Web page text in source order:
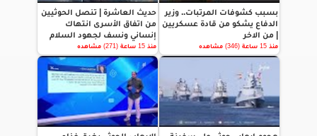
بسبب كشوفات المرتبات.. وزير
الدفاع يشكو من قادة عسكريين
| من الاخر
منذ 15 ساعة (346) مشاهده
حديث العاشرة | تنصل الحوثيين
من اتفاق الأسرى انتهاك
إنساني ونسف لجهود السلام
منذ 15 ساعة (271) مشاهده